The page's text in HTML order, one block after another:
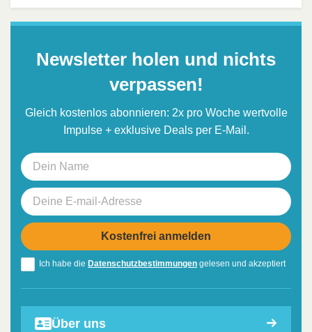
Newsletter holen und nichts
verpassen!
Gleich kostenlos abonnieren: 2x pro Woche wertvolle
Impulse + exklusive Deals per E-Mail.
Ich habe die Datenschutzbestimmungen gelesen und akzeptiert
Über uns